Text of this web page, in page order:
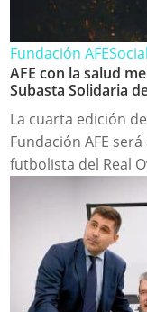
Fundación AFESocial
AFE con la salud
Subasta Solidaria
La cuarta edición
Fundación AFE
futbolista del Real